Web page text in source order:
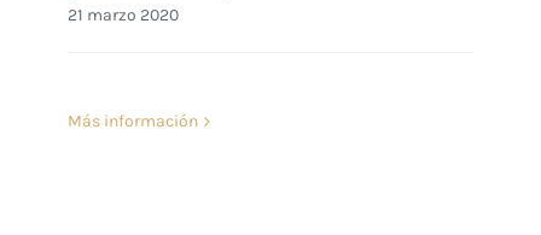
21 marzo 2020
Más información